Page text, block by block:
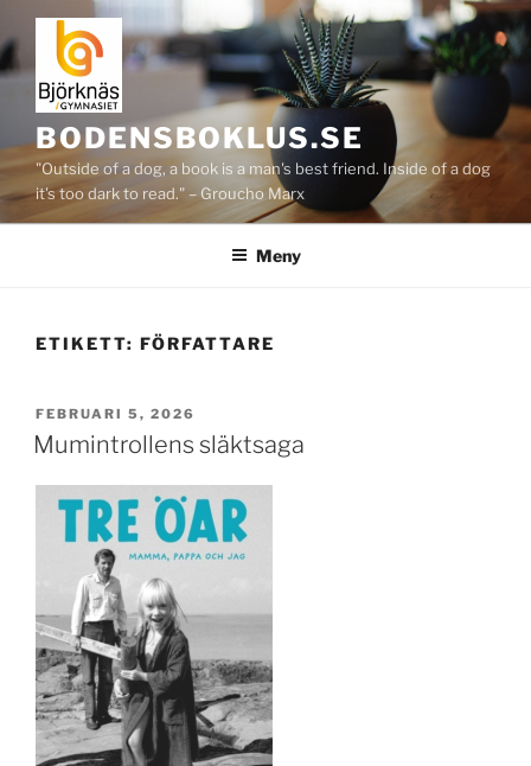
Hoppa
till
innehåll
BODENSBOKLUS.SE
"Outside of a dog, a book is a man's best friend. Inside of a dog
it's too dark to read." – Groucho Marx
Meny
ETIKETT: FÖRFATTARE
PUBLICERAT
FEBRUARI 5, 2026
Mumintrollens släktsaga